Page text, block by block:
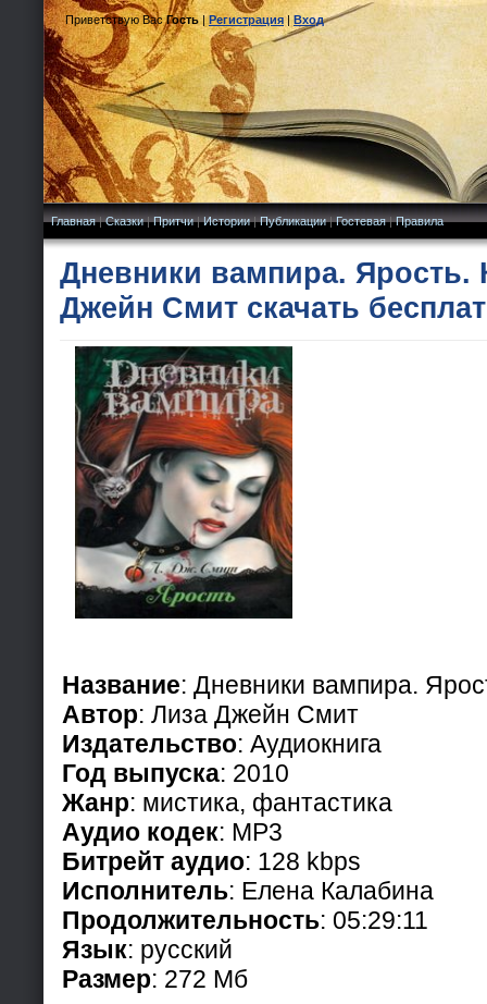
Приветствую Вас Гость|Регистрация|Вход
Главная|Сказки|Притчи|Истории|Публикации|Гостевая|Правила
Дневники вампира. Ярость.
Джейн Смит скачать
Название: Дневники вампира.
Автор: Лиза Джейн Смит
Издательство: Аудиокнига
Год выпуска: 2010
Жанр: мистика, фантастика
Аудио кодек: MP3
Битрейт аудио: 128 kbps
Исполнитель: Елена Калабина
Продолжительность: 05:29:11
Язык: русский
Размер: 272 Мб